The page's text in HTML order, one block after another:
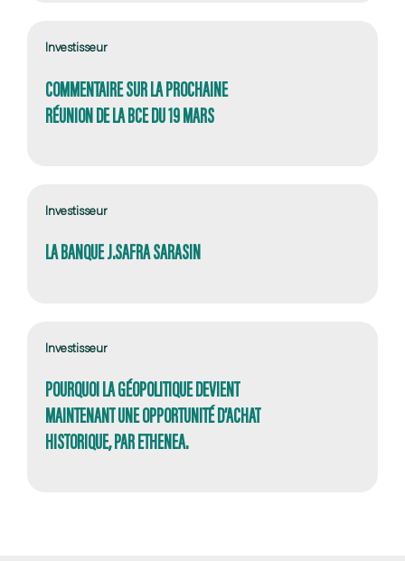
Investisseur
COMMENTAIRE SUR LA PROCHAINE
RÉUNION DE LA BCE DU 19 MARS
Investisseur
LA BANQUE J.SAFRA SARASIN
Investisseur
POURQUOI LA GÉOPOLITIQUE DEVIENT
MAINTENANT UNE OPPORTUNITÉ D’ACHAT
HISTORIQUE, PAR ETHENEA.